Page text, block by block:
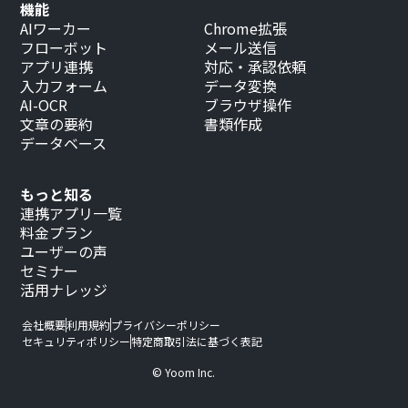
もっと知る
連携アプリ一覧
料金プラン
ユーザーの声
セミナー
活用ナレッジ
機能
AIワーカー
フローボット
アプリ連携
入力フォーム
AI-OCR
文章の要約
データベース
Chrome拡張
メール送信
対応・承認依頼
データ変換
ブラウザ操作
書類作成
会社概要利用規約プライバシーポリシー
セキュリティポリシー特定商取引法に基づく表記
© Yoom Inc.